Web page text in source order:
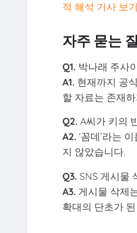
적 해석 기사 보기
자주 묻는
Q1. 박나래 주사
A1. 현재까지 공
할 자료는 존재
Q2. A씨가 키의
A2. ‘꼼데’라는
지 않았습니다.
Q3. SNS 게시물
A3. 게시물 삭제
확대의 단초가